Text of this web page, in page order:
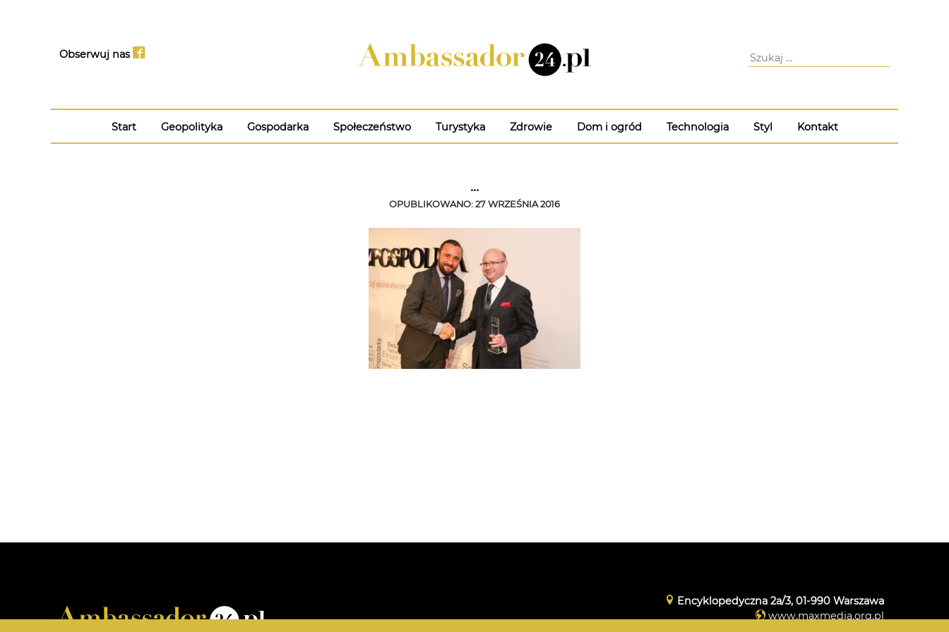
Obserwuj nas
Start Geopolityka Gospodarka Społeczeństwo Turystyka Zdrowie Dom i ogród Technologia Styl Kontakt
...
OPUBLIKOWANO: 27 WRZEŚNIA 2016
Encyklopedyczna 2a/3, 01-990 Warszawa
www.maxmedia.org.pl